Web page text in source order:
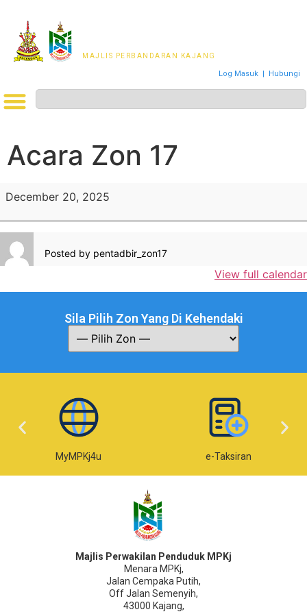
MAJLIS PERBANDARAN KAJANG
Log Masuk | Hubungi
Acara Zon 17
December 20, 2025
Posted by pentadbir_zon17
View full calendar
Sila Pilih Zon Yang Di Kehendaki
MyMPKj4u e-Taksiran
Majlis Perwakilan Penduduk MPKj
Menara MPKj,
Jalan Cempaka Putih,
Off Jalan Semenyih,
43000 Kajang,